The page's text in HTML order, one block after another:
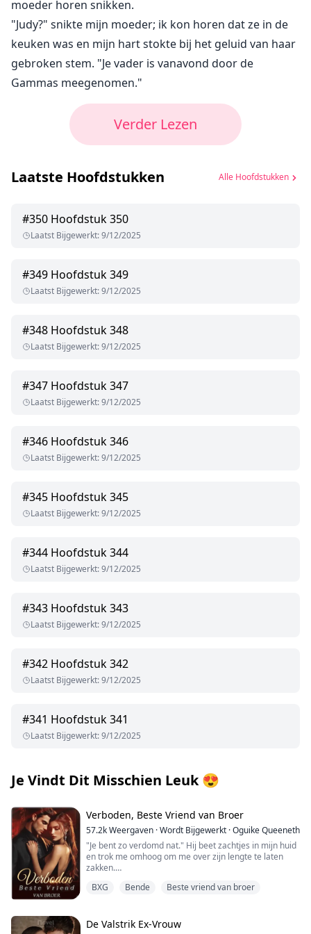
moeder horen snikken.
"Judy?" snikte mijn moeder; ik kon horen dat ze in de
keuken was en mijn hart stokte bij het geluid van haar
gebroken stem. "Je vader is vanavond door de
Gammas meegenomen."
Verder Lezen
Laatste Hoofdstukken Alle Hoofdstukken
#350 Hoofdstuk 350
Laatst Bijgewerkt:9/12/2025
#349 Hoofdstuk 349
Laatst Bijgewerkt:9/12/2025
#348 Hoofdstuk 348
Laatst Bijgewerkt:9/12/2025
#347 Hoofdstuk 347
Laatst Bijgewerkt:9/12/2025
#346 Hoofdstuk 346
Laatst Bijgewerkt:9/12/2025
#345 Hoofdstuk 345
Laatst Bijgewerkt:9/12/2025
#344 Hoofdstuk 344
Laatst Bijgewerkt:9/12/2025
#343 Hoofdstuk 343
Laatst Bijgewerkt:9/12/2025
#342 Hoofdstuk 342
Laatst Bijgewerkt:9/12/2025
#341 Hoofdstuk 341
Laatst Bijgewerkt:9/12/2025
Je Vindt Dit Misschien Leuk😍
Verboden, Beste Vriend van Broer
57.2kWeergaven ·Wordt Bijgewerkt ·Oguike Queeneth
"Je bent zo verdomd nat." Hij beet zachtjes in mijn huid
en trok me omhoog om me over zijn lengte te laten
zakken.
"Je gaat elke centimeter van me nemen." Hij fluisterde
"God, je voelt zo verdomd goed. Is dit wat je wilde, mijn
BXG Bende Beste vriend van broer
De Valstrik Ex-Vrouw